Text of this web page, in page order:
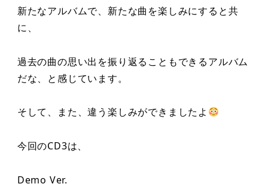
新たなアルバムで、新たな曲を楽しみにすると共
に、
過去の曲の思い出を振り返ることもできるアルバム
だな、と感じています。
そして、また、違う楽しみができましたよ
今回のCD3は、
Demo Ver.